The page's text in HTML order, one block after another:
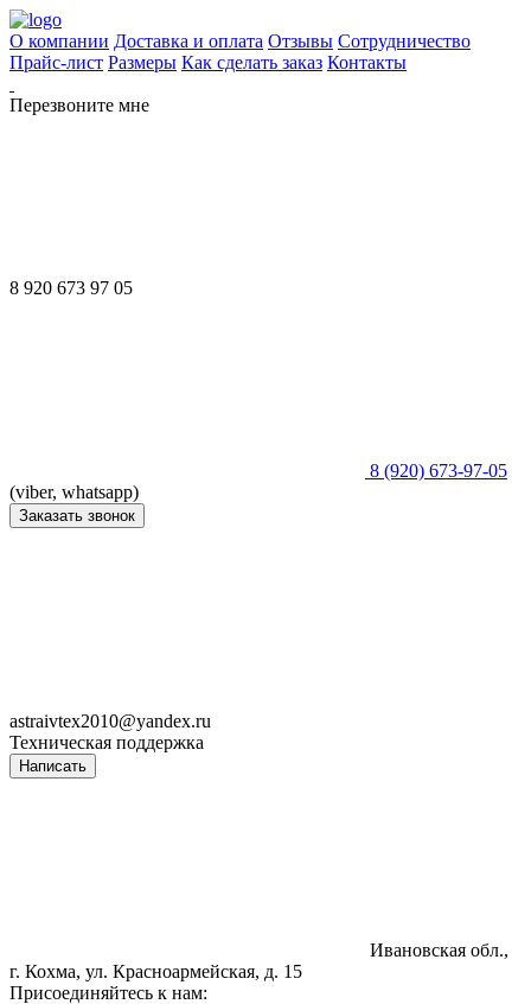
О компании Доставка и оплата Отзывы Сотрудничество
Прайс-лист Размеры Как сделать заказ Контакты
Перезвоните мне
8 920 673 97 05
8 (920) 673-97-05
(viber, whatsapp)
Заказать звонок
astraivtex2010@yandex.ru
Техническая поддержка
Написать
Ивановская обл.,
г. Кохма, ул. Красноармейская, д. 15
Присоединяйтесь к нам: